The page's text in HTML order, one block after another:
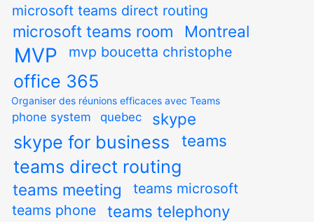
microsoft teams direct routing
microsoft teams room Montreal
MVP mvp boucetta christophe
office 365
Organiser des réunions efficaces avec Teams
phone system quebec skype
skype for business teams
teams direct routing
teams meeting
teams microsoft
teams phone
teams telephony